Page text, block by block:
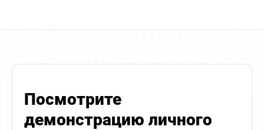
Посмотрите
демонстрацию личного